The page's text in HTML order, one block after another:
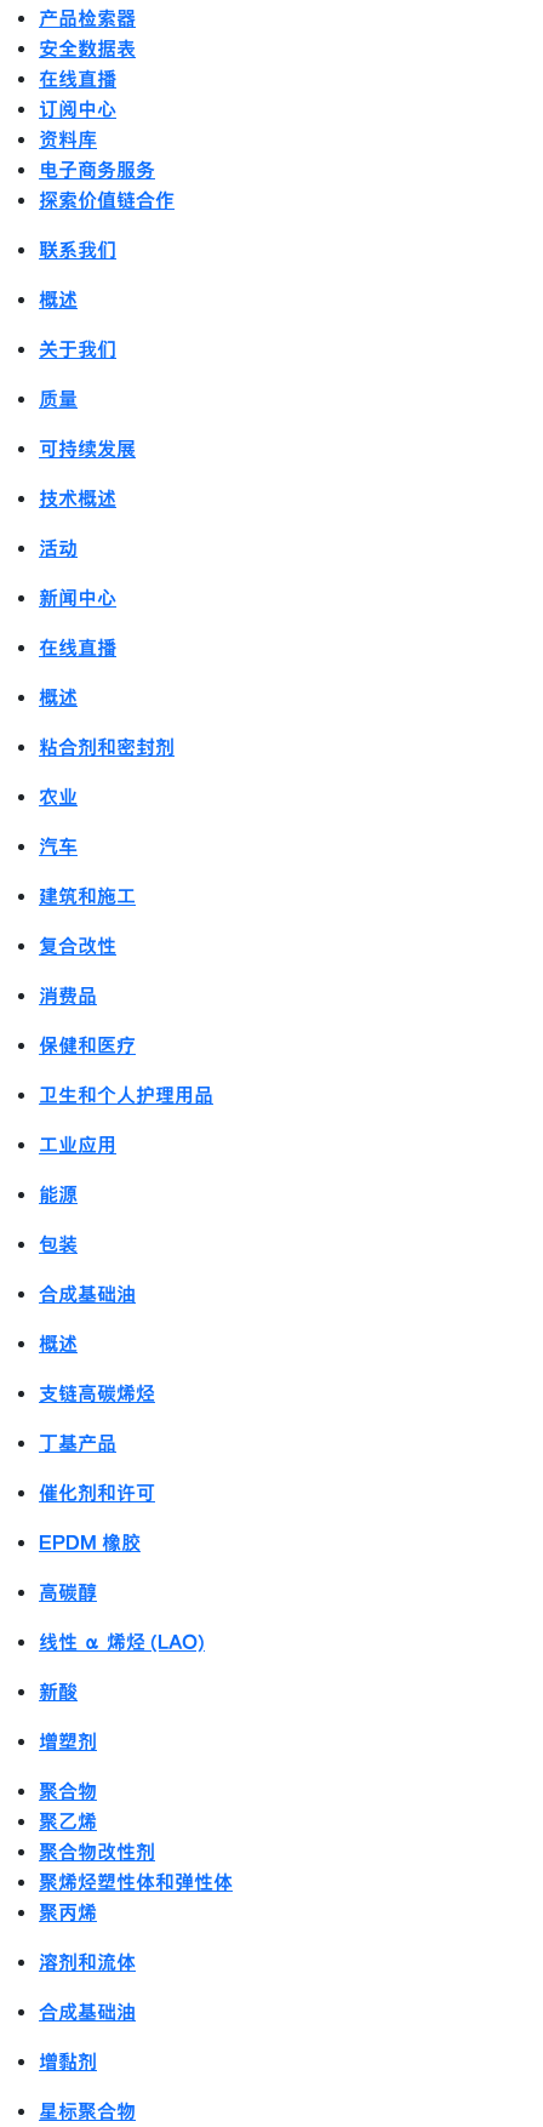
产品检索器
安全数据表
在线直播
订阅中心
资料库
电子商务服务
探索价值链合作
联系我们
概述
关于我们
质量
可持续发展
技术概述
活动
新闻中心
在线直播
概述
粘合剂和密封剂
农业
汽车
建筑和施工
复合改性
消费品
保健和医疗
卫生和个人护理用品
工业应用
能源
包装
合成基础油
概述
支链高碳烯烃
丁基产品
催化剂和许可
EPDM 橡胶
高碳醇
线性 α 烯烃 (LAO)
新酸
增塑剂
聚合物
聚乙烯
聚合物改性剂
聚烯烃塑性体和弹性体
聚丙烯
溶剂和流体
合成基础油
增黏剂
星标聚合物